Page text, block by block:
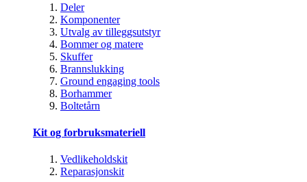
Deler
Komponenter
Utvalg av tilleggsutstyr
Bommer og matere
Skuffer
Brannslukking
Ground engaging tools
Borhammer
Boltetårn
Kit og forbruksmateriell
Vedlikeholdskit
Reparasjonskit